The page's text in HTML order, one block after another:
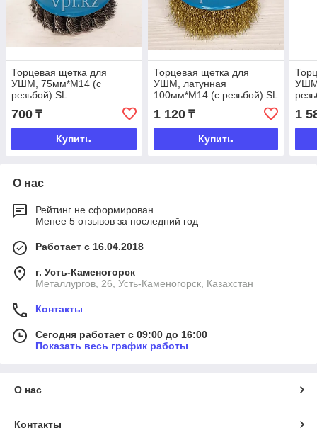
Торцевая щетка для
УШМ, 75мм*М14 (с
резьбой) SL
700 ₸
Купить
Торцевая щетка для
УШМ, латунная
100мм*М14 (с резьбой) SL
1 120₸
Купить
1
О нас
Рейтинг не сформирован
Менее 5 отзывов за последний год
Работает с 16.04.2018
г. Усть-Каменогорск
Металлургов, 26, Усть-Каменогорск, Казахстан
Контакты
Сегодня работает с 09:00 до 16:00
Показать весь график работы
О нас
Контакты